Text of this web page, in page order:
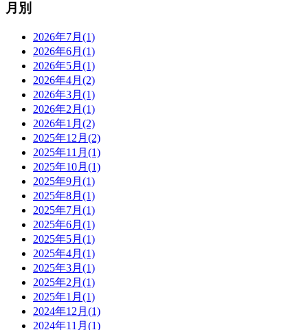
月別
2026年7月(1)
2026年6月(1)
2026年5月(1)
2026年4月(2)
2026年3月(1)
2026年2月(1)
2026年1月(2)
2025年12月(2)
2025年11月(1)
2025年10月(1)
2025年9月(1)
2025年8月(1)
2025年7月(1)
2025年6月(1)
2025年5月(1)
2025年4月(1)
2025年3月(1)
2025年2月(1)
2025年1月(1)
2024年12月(1)
2024年11月(1)